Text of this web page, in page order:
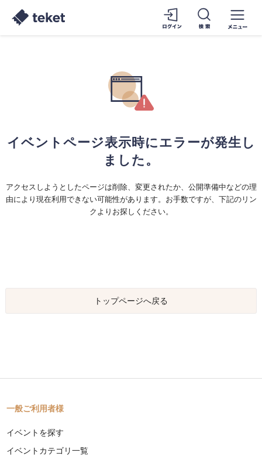
イベントページ表示時にエラーが発生し
ました。
アクセスしようとしたページは削除、変更されたか、公開準備中などの理
由により現在利用できない可能性があります。お手数ですが、下記のリン
クよりお探しください。
トップページへ戻る
一般ご利用者様
イベントを探す
イベントカテゴリ一覧